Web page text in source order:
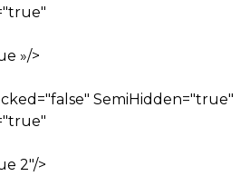
»/>
SemiHidden="true"
2″/>